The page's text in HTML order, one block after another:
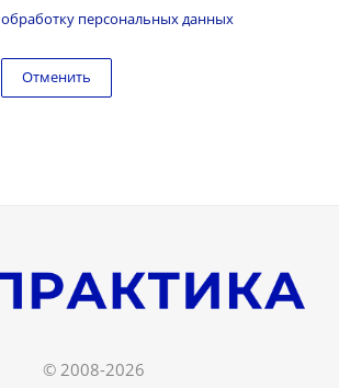
обработку персональных данных
Отменить
© 2008-2026